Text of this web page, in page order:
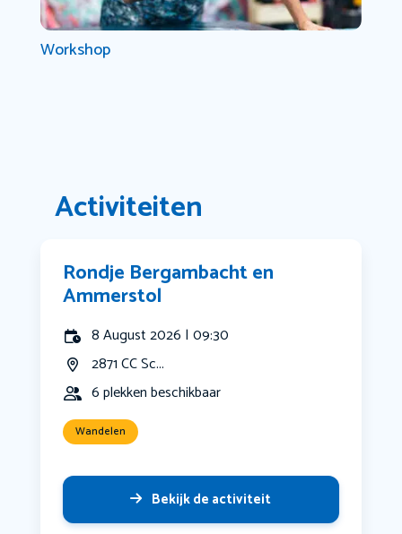
Workshop
Activiteiten
Rondje Bergambacht en
Ammerstol
8 August 2026 | 09:30
2871 CC Sc...
6 plekken beschikbaar
Wandelen
Bekijk de activiteit